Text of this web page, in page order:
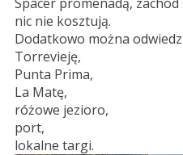
nic nie kosztują.
Dodatkowo można
Torrevieję,
Punta Prima,
La Matę,
różowe jezioro,
port,
lokalne targi.